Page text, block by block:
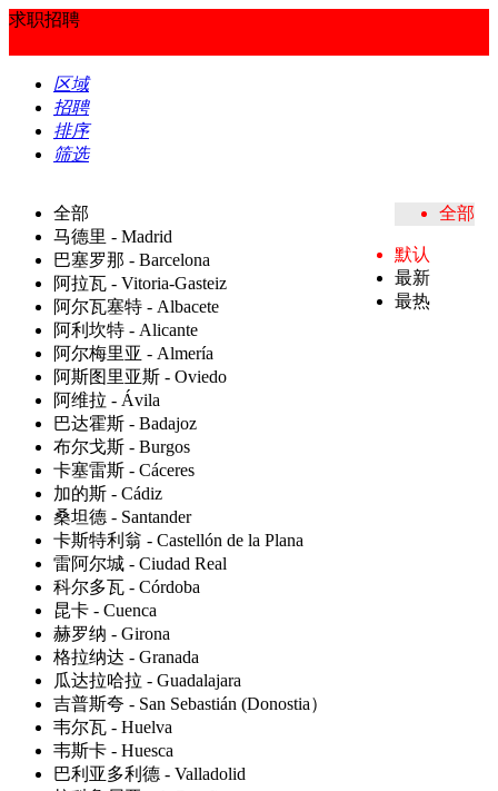
求职招聘
区域
招聘
排序
筛选
全部
马德里 - Madrid
巴塞罗那 - Barcelona
阿拉瓦 - Vitoria-Gasteiz
阿尔瓦塞特 - Albacete
阿利坎特 - Alicante
阿尔梅里亚 - Almería
阿斯图里亚斯 - Oviedo
阿维拉 - Ávila
巴达霍斯 - Badajoz
布尔戈斯 - Burgos
卡塞雷斯 - Cáceres
加的斯 - Cádiz
桑坦德 - Santander
卡斯特利翁 - Castellón de la Plana
雷阿尔城 - Ciudad Real
科尔多瓦 - Córdoba
昆卡 - Cuenca
赫罗纳 - Girona
格拉纳达 - Granada
瓜达拉哈拉 - Guadalajara
吉普斯夸 - San Sebastián (Donostia）
韦尔瓦 - Huelva
韦斯卡 - Huesca
巴利亚多利德 - Valladolid
全部
默认
最新
最热